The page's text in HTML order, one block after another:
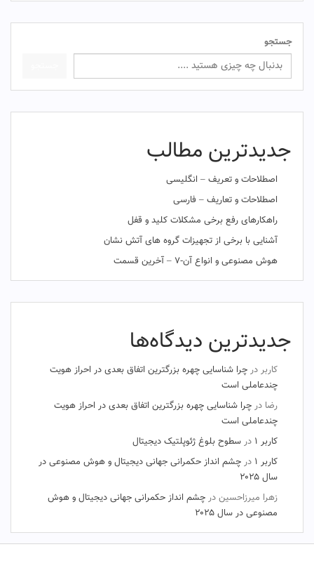
جستجو
جدیدترین مطالب
اصطلاحات و تعریف – انگلیسی
اصطلاحات و تعاریف – فارسی
راهکارهای رفع برخی مشکلات کلید و قفل
آشنایی با برخی از تجهیزات گروه های آتش نشان
هوش مصنوعی و انواع آن-۷ – آخرین قسمت
جدیدترین دیدگاه‌ها
کاربر در چرا شناسایی چهره بزرگترین اتفاق بعدی در احراز هویت
چندعاملی است
رضا در چرا شناسایی چهره بزرگترین اتفاق بعدی در احراز هویت
چندعاملی است
کاربر ۱
در سطوح بلوغ ژئوپلتیک دیجیتال
کاربر ۱
در چشم‌ انداز حکمرانی جهانی دیجیتال و هوش مصنوعی در
سال ۲۰۲۵
زهرا میرزاحسین در چشم‌ انداز حکمرانی جهانی دیجیتال و هوش
مصنوعی در سال ۲۰۲۵